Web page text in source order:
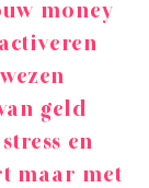
money
geld
en
maar met